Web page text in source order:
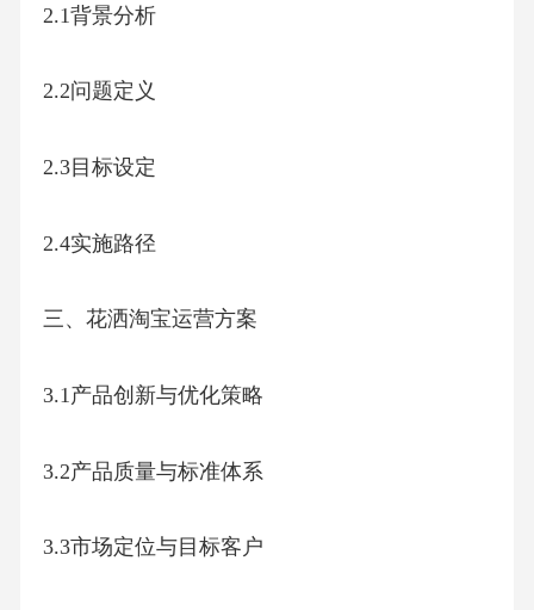
2.1背景分析
2.2问题定义
2.3目标设定
2.4实施路径
三、花洒淘宝运营方案
3.1产品创新与优化策略
3.2产品质量与标准体系
3.3市场定位与目标客户